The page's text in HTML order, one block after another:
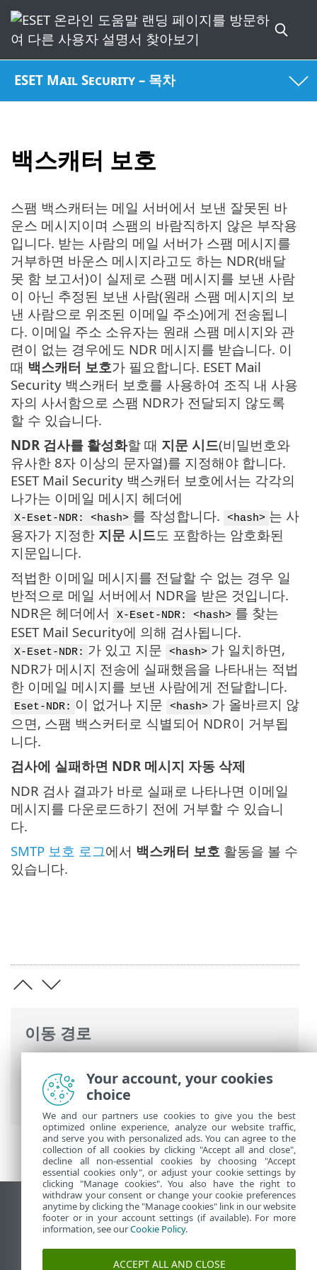
ESET Mail Security – 목차
백스캐터 보호
이동 경로
서버 보호 설정>안티스팸 보호> 백스캐터
보호
스팸 백스캐터는 메일 서버에서 보낸 잘못된 바
운스 메시지이며 스팸의 바람직하지 않은 부작용
입니다. 받는 사람의 메일 서버가 스팸 메시지를
거부하면 바운스 메시지라고도 하는 NDR(배달
못 함 보고서)이 실제로 스팸 메시지를 보낸 사람
이 아닌 추정된 보낸 사람(원래 스팸 메시지의 보
낸 사람으로 위조된 이메일 주소)에게 전송됩니
다. 이메일 주소 소유자는 원래 스팸 메시지와 관
련이 없는 경우에도 NDR 메시지를 받습니다. 이
때 백스캐터 보호가 필요합니다. ESET Mail
Security 백스캐터 보호를 사용하여 조직 내 사용
자의 사서함으로 스팸 NDR가 전달되지 않도록
할 수 있습니다.
NDR 검사를 활성화할 때 지문 시드(비밀번호와
유사한 8자 이상의 문자열)를 지정해야 합니다.
ESET Mail Security 백스캐터 보호에서는 각각의
나가는 이메일 메시지 헤더에
X-Eset-NDR: <hash> 를 작성합니다. <hash> 는 사
용자가 지정한 지문 시드도 포함하는 암호화된
지문입니다.
적법한 이메일 메시지를 전달할 수 없는 경우 일
반적으로 메일 서버에서 NDR을 받은 것입니다.
NDR은 헤더에서
X-Eset-NDR: <hash> 를 찾는
ESET Mail Security에 의해 검사됩니다.
X-Eset-NDR: 가 있고 지문 <hash> 가 일치하면,
NDR가 메시지 전송에 실패했음을 나타내는 적법
한 이메일 메시지를 보낸 사람에게 전달합니다.
Eset-NDR: 이 없거나 지문 <hash> 가 올바르지 않
으면, 스팸 백스커터로 식별되어 NDR이 거부됩
니다.
검사에 실패하면 NDR 메시지 자동 삭제
NDR 검사 결과가 바로 실패로 나타나면 이메일
메시지를 다운로드하기 전에 거부할 수 있습니
다.
SMTP 보호 로그에서 백스캐터 보호 활동을 볼 수
있습니다.
데스크톱 사이트 보기
End of Life
ESET 지식 베이스
Your account, your cookies
choice
We and our partners use cookies to give you the best
optimized online experience, analyze our website traffic,
and serve you with personalized ads. You can agree to the
collection of all cookies by clicking "Accept all and close",
decline all non-essential cookies by choosing "Accept
essential cookies only", or adjust your cookie settings by
clicking "Manage cookies". You also have the right to
withdraw your consent or change your cookie preferences
anytime by clicking the "Manage cookies" link in our website
footer or in your account settings (if available). For more
information, see ourCookie Policy.
ACCEPT ALL AND CLOSE